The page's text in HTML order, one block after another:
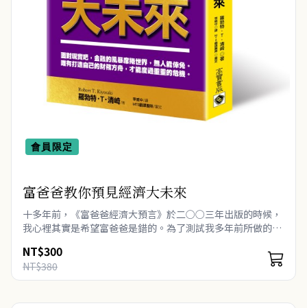
會員限定
富爸爸教你預見經濟大未來
十多年前，《富爸爸經濟大預言》於二○○三年出版的時候，
我心裡其實是希望富爸爸是錯的。為了測試我多年前所做的富
麼重大的改變。我依然希望我的富爸爸預言..
NT$300
NT$380